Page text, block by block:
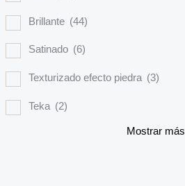
Brillante (44)
Satinado (6)
Texturizado efecto piedra (3)
Teka (2)
Mostrar más